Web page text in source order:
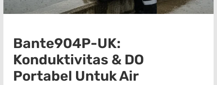
Bante904P-UK:
Konduktivitas & DO
Portabel Untuk Air